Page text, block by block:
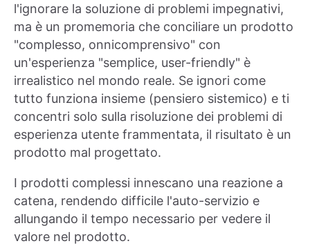
l'ignorare la soluzione di problemi impegnativi,
ma è un promemoria che conciliare un prodotto
"complesso, onnicomprensivo" con
un'esperienza "semplice, user-friendly" è
irrealistico nel mondo reale. Se ignori come
tutto funziona insieme (pensiero sistemico) e ti
concentri solo sulla risoluzione dei problemi di
esperienza utente frammentata, il risultato è un
prodotto mal progettato.
I prodotti complessi innescano una reazione a
catena, rendendo difficile l'auto-servizio e
allungando il tempo necessario per vedere il
valore nel prodotto.